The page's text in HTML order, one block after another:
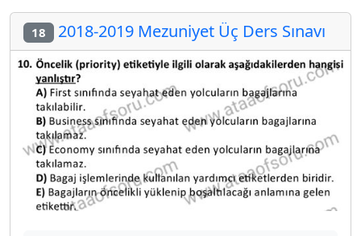
18 2018-2019 Mezuniyet Üç Ders Sınavı